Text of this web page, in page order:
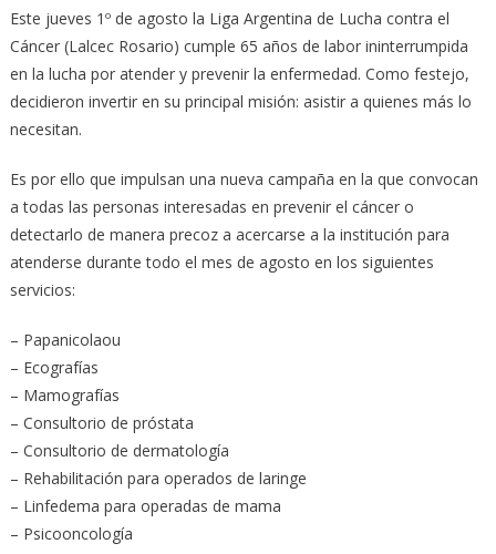
Este jueves 1º de agosto la Liga Argentina de Lucha contra el
Cáncer (Lalcec Rosario) cumple 65 años de labor ininterrumpida
en la lucha por atender y prevenir la enfermedad. Como festejo,
decidieron invertir en su principal misión: asistir a quienes más lo
necesitan.
Es por ello que impulsan una nueva campaña en la que convocan
a todas las personas interesadas en prevenir el cáncer o
detectarlo de manera precoz a acercarse a la institución para
atenderse durante todo el mes de agosto en los siguientes
servicios:
– Papanicolaou
– Ecografías
– Mamografías
– Consultorio de próstata
– Consultorio de dermatología
– Rehabilitación para operados de laringe
– Linfedema para operadas de mama
– Psicooncología